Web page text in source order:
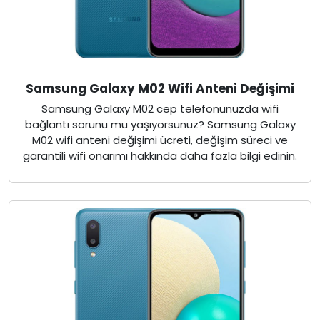
Samsung Galaxy M02 Wifi Anteni Değişimi
Samsung Galaxy M02 cep telefonunuzda wifi
bağlantı sorunu mu yaşıyorsunuz? Samsung Galaxy
M02 wifi anteni değişimi ücreti, değişim süreci ve
garantili wifi onarımı hakkında daha fazla bilgi edinin.